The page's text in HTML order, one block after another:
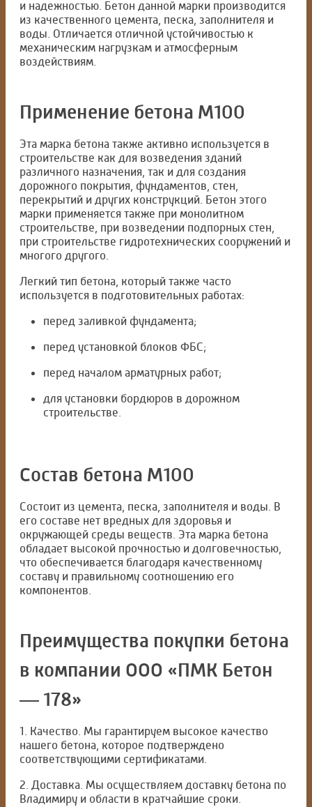
и надежностью. Бетон данной марки производится
из качественного цемента, песка, заполнителя и
воды. Отличается отличной устойчивостью к
механическим нагрузкам и атмосферным
воздействиям.
Применение бетона М100
Эта марка бетона также активно используется в
строительстве как для возведения зданий
различного назначения, так и для создания
дорожного покрытия, фундаментов, стен,
перекрытий и других конструкций. Бетон этого
марки применяется также при монолитном
строительстве, при возведении подпорных стен,
при строительстве гидротехнических сооружений и
многого другого.
Легкий тип бетона, который также часто
используется в подготовительных работах:
перед заливкой фундамента;
перед установкой блоков ФБС;
перед началом арматурных работ;
для установки бордюров в дорожном
строительстве.
Состав бетона М100
Состоит из цемента, песка, заполнителя и воды. В
его составе нет вредных для здоровья и
окружающей среды веществ. Эта марка бетона
обладает высокой прочностью и долговечностью,
что обеспечивается благодаря качественному
составу и правильному соотношению его
компонентов.
Преимущества покупки бетона
в компании ООО «ПМК Бетон
— 178»
1. Качество. Мы гарантируем высокое качество
нашего бетона, которое подтверждено
соответствующими сертификатами.
2. Доставка. Мы осуществляем доставку бетона по
Владимиру и области в кратчайшие сроки.